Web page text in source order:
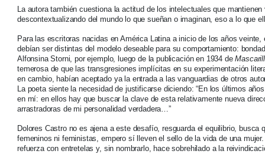
La autora también cuestiona la actitud de los intelectuales que
descontextualizando del mundo lo que sueñan o imaginan, eso a lo que
Para las escritoras nacidas en América Latina a inicio de los años
debían ser distintas del modelo deseable para su comportamiento:
Alfonsina Storni, por ejemplo, luego de la publicación en 1934 de
temerosa de que las transgresiones implícitas en su experimentación
en cambio, habían aceptado ya la entrada a las vanguardias de otros
La poeta siente la necesidad de justificarse diciendo: “En los últimos
en mí: en ellos hay que buscar la clave de esta relativamente nueva
arrastradoras de mi personalidad verdadera…”
Dolores Castro no es ajena a este desafío, resguarda el equilibrio,
femeninos ni feministas, empero sí lleven el sello de la vida de una
refuerza con entretelas y, sin nombrarlo, hace sobrehilado a la